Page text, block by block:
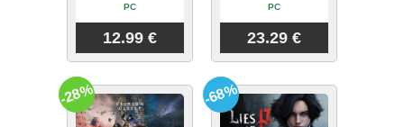
PC
12.99 €
PC
23.29 €
-28% -68%